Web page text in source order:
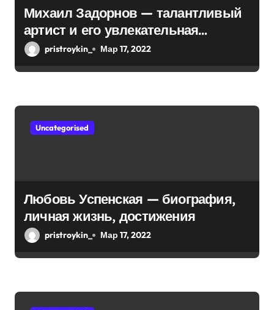
п
и
с
м
Михаил Задорнов — талантливый
артист и его увлекательная
биография — выдающиеся
pristroykin_ Мар 17, 2022
Uncategorised
Любовь Успенская — биография,
личная жизнь, достижения
pristroykin_ Мар 17, 2022